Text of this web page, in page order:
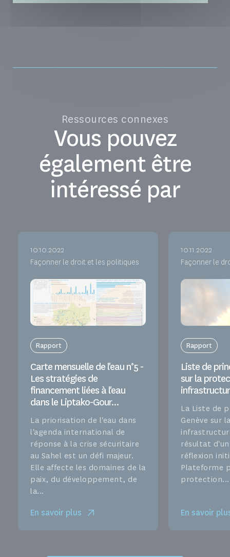
Ressources connexes
Vous pouvez
également être
intéressé par
10.10.2022
Façonner le droit et les politiques
Rapport
Carte mensuelle de l'eau n°5 -
Les stratégies de
financement liées à l'eau
dans le Liptako-Gour...
La priorisation de l'eau dans
l'agenda international de
réponse à la crise sécuritaire
au Sahel est un défi majeur.
Elle affecte les domaines de la
paix, du développement, de
la...
En savoir plus
10.11.2022
Façonner le
Rapport
Liste de
sur la
La Liste de
Genève sur
résultat
réflexion
Plateforme
protection...
En savoir